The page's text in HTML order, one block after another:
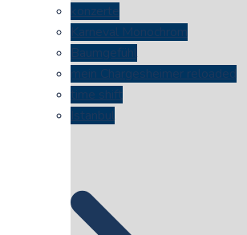
konzerte
Karneval Monochrom
Baumgefühl
mein Chargesheimer reloaded
time shift
Istanbul